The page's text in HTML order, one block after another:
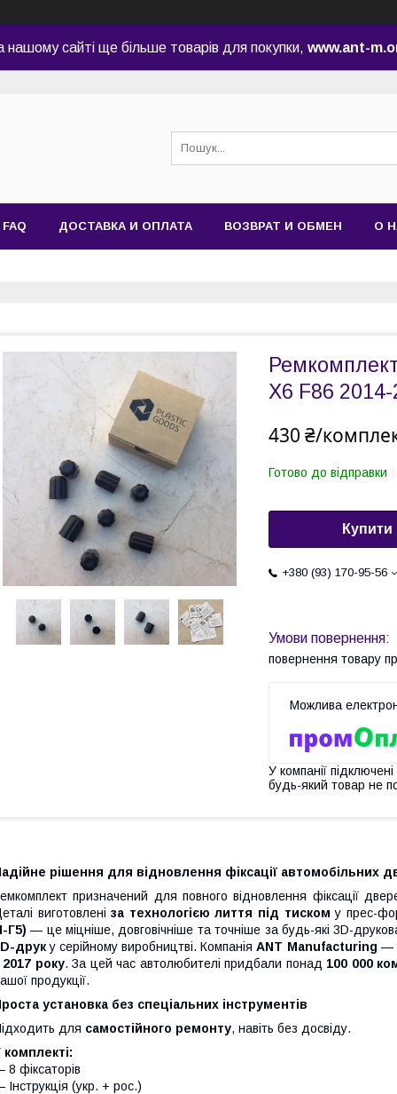
нашому сайті ще більше товарів для покупки, www.ant-
FAQ ДОСТАВКА И ОПЛАТА ВОЗВРАТ И ОБМЕН О
X6 F86 2014-
430 ₴/
Готово до відправки
Купити
+380 (93) 170-95-56
повернення товару
У компанії
будь-який товар не
рішення для відновлення фіксації автомобільних
призначений для повного відновлення фіксації
виготовленіза технологією лиття під тиском у прес-
Г5) — це міцніше, довговічніше та точніше за будь-які 3D-
друку серійному виробництві. КомпаніяANT Manufacturing —
2017 року. За цей час автолюбителі придбали понад 100 000
продукції.
установка без спеціальних інструментів
для самостійного ремонту, навіть без досвіду.
комплекті:
8 фіксаторів
Інструкція (укр. + рос.)